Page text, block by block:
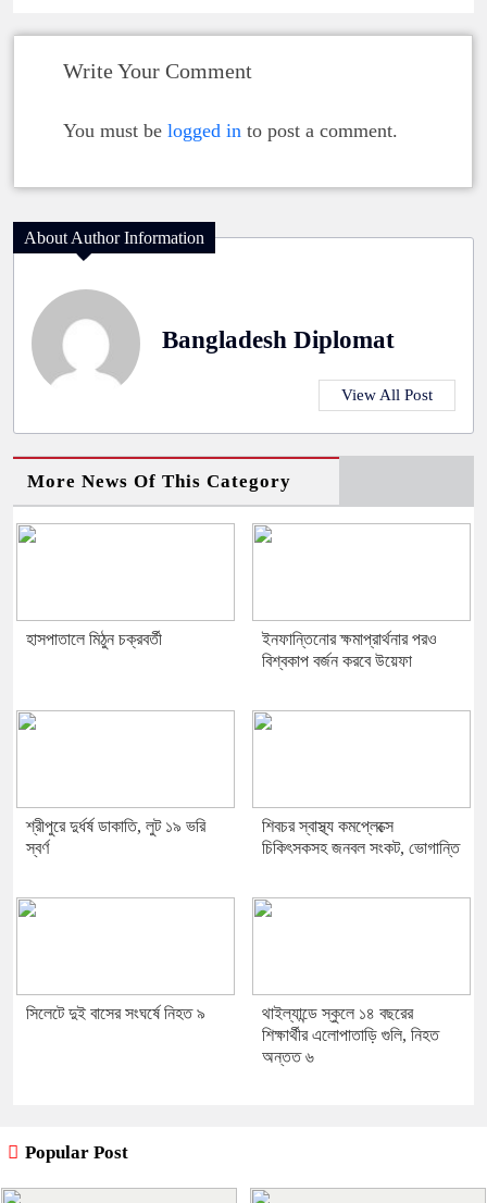
Write Your Comment
You must be logged in to post a comment.
About Author Information
Bangladesh Diplomat
View All Post
More News Of This Category
হাসপাতালে মিঠুন চক্রবর্তী
ইনফান্তিনোর ক্ষমাপ্রার্থনার পরও
বিশ্বকাপ বর্জন করবে উয়েফা
শ্রীপুরে দুর্ধর্ষ ডাকাতি, লুট ১৯ ভরি
স্বর্ণ
শিবচর স্বাস্থ্য কমপ্লেক্সে
চিকিৎসকসহ জনবল সংকট, ভোগান্তি
সিলেটে দুই বাসের সংঘর্ষে নিহত ৯
থাইল্যান্ডে স্কুলে ১৪ বছরের
শিক্ষার্থীর এলোপাতাড়ি গুলি, নিহত
অন্তত ৬
Popular Post